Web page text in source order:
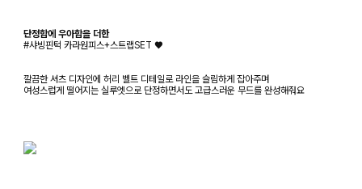
단정함에 우아함을 더한
#샤빙핀턱 카라원피스+스트랩SET ♥
깔끔한 셔츠 디자인에 허리 벨트 디테일로 라인을 슬림하게 잡아주며
여성스럽게 떨어지는 실루엣으로 단정하면서도 고급스러운 무드를 완성해줘요